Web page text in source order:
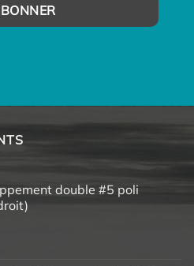
double #5 poli